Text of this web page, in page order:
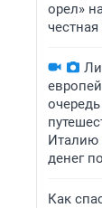
орел»
Италию
денег
Как